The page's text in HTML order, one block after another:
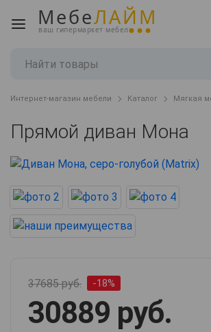
МебеЛАЙМ
ваш гипермаркет мебели
Интернет-магазин мебели Каталог Мягкая
Прямой диван Мона
37685 руб. -18%
30889 руб.